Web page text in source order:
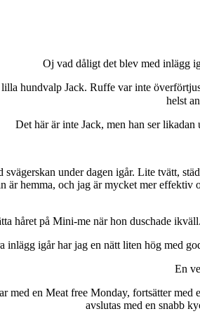
Oj vad dåligt det blev med inlägg
hundvalp Jack. Ruffe var inte
helst
Det här är inte Jack, men han ser
svägerskan under dagen igår. Lite tvätt,
är hemma, och jag är mycket mer
håret på Mini-me när hon duschade
inlägg igår har jag en nätt liten hög med
En
med en Meat free Monday, fortsätter
avslutas med en snabb